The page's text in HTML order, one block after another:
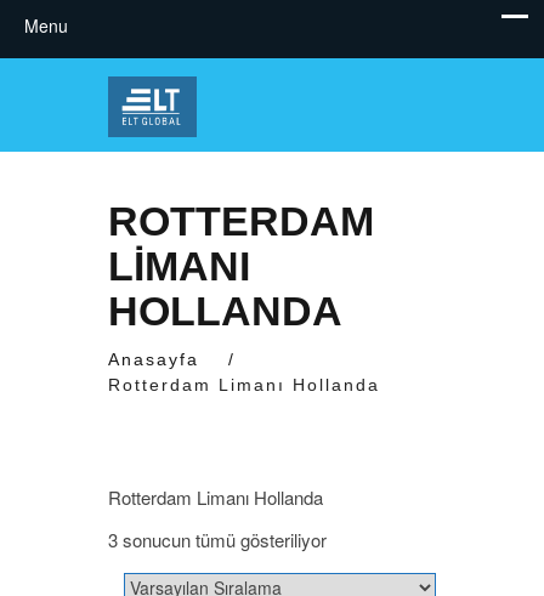
ROTTERDAM
LIMANI
HOLLANDA
Anasayfa
/
Rotterdam Limanı Hollanda
Rotterdam Limanı Hollanda
3 sonucun tümü gösteriliyor